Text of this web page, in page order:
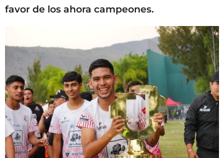
favor de los ahora campeones.